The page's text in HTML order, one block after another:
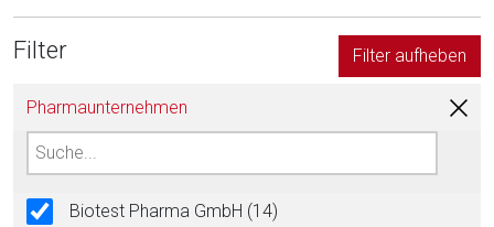
die
Lupe
alle
Fachinformationen
anzuzeigen
Filter Filter aufheben
Pharmaunternehmen
Biotest Pharma GmbH (14)